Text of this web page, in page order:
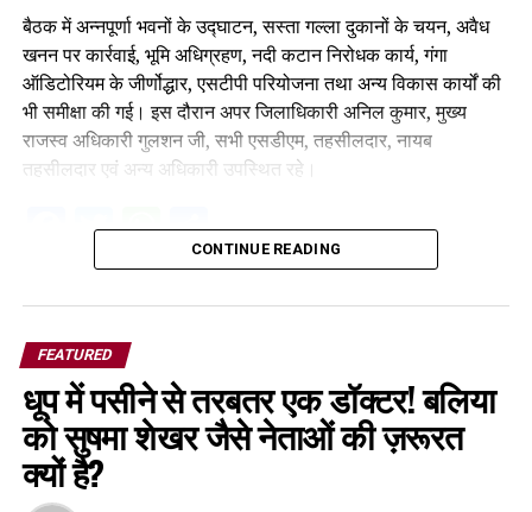
बैठक में अन्नपूर्णा भवनों के उद्घाटन, सस्ता गल्ला दुकानों के चयन, अवैध
खनन पर कार्रवाई, भूमि अधिग्रहण, नदी कटान निरोधक कार्य, गंगा
ऑडिटोरियम के जीर्णोद्धार, एसटीपी परियोजना तथा अन्य विकास कार्यों की
भी समीक्षा की गई। इस दौरान अपर जिलाधिकारी अनिल कुमार, मुख्य
राजस्व अधिकारी गुलशन जी, सभी एसडीएम, तहसीलदार, नायब
तहसीलदार एवं अन्य अधिकारी उपस्थित रहे।
Facebook
Twitter
WhatsApp
Share
CONTINUE READING
FEATURED
धूप में पसीने से तरबतर एक डॉक्टर! बलिया
को सुषमा शेखर जैसे नेताओं की ज़रूरत
क्यों है?